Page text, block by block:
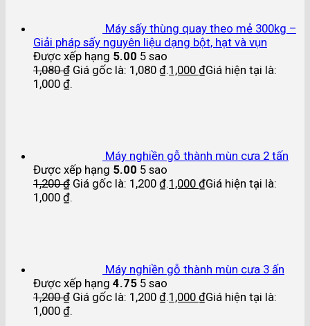
Máy sấy thùng quay theo mẻ 300kg –
Giải pháp sấy nguyên liệu dạng bột, hạt và vụn
Được xếp hạng 5.00 5 sao
1,080₫ Giá gốc là: 1,080 ₫.1,000 ₫Giá hiện tại là:
1,000 ₫.
Máy nghiền gỗ thành mùn cưa 2 tấn
Được xếp hạng 5.00 5 sao
1,200₫ Giá gốc là: 1,200 ₫.1,000 ₫Giá hiện tại là:
1,000 ₫.
Máy nghiền gỗ thành mùn cưa 3 ấn
Được xếp hạng 4.75 5 sao
1,200₫ Giá gốc là: 1,200 ₫.1,000 ₫Giá hiện tại là:
1,000 ₫.